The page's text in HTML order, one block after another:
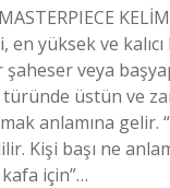
yüksek ve
şaheser veya
üstün ve
anlamına
Kişi başı ne
için”…